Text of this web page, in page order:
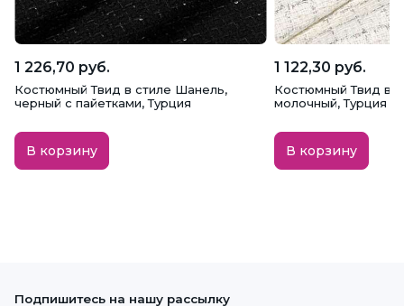
1 226,70 руб.
Костюмный Твид в стиле Шанель,
черный с пайетками, Турция
В корзину
1 122,30 руб.
Костюмный Твид в
молочный, Турция
В корзину
Подпишитесь на нашу рассылку